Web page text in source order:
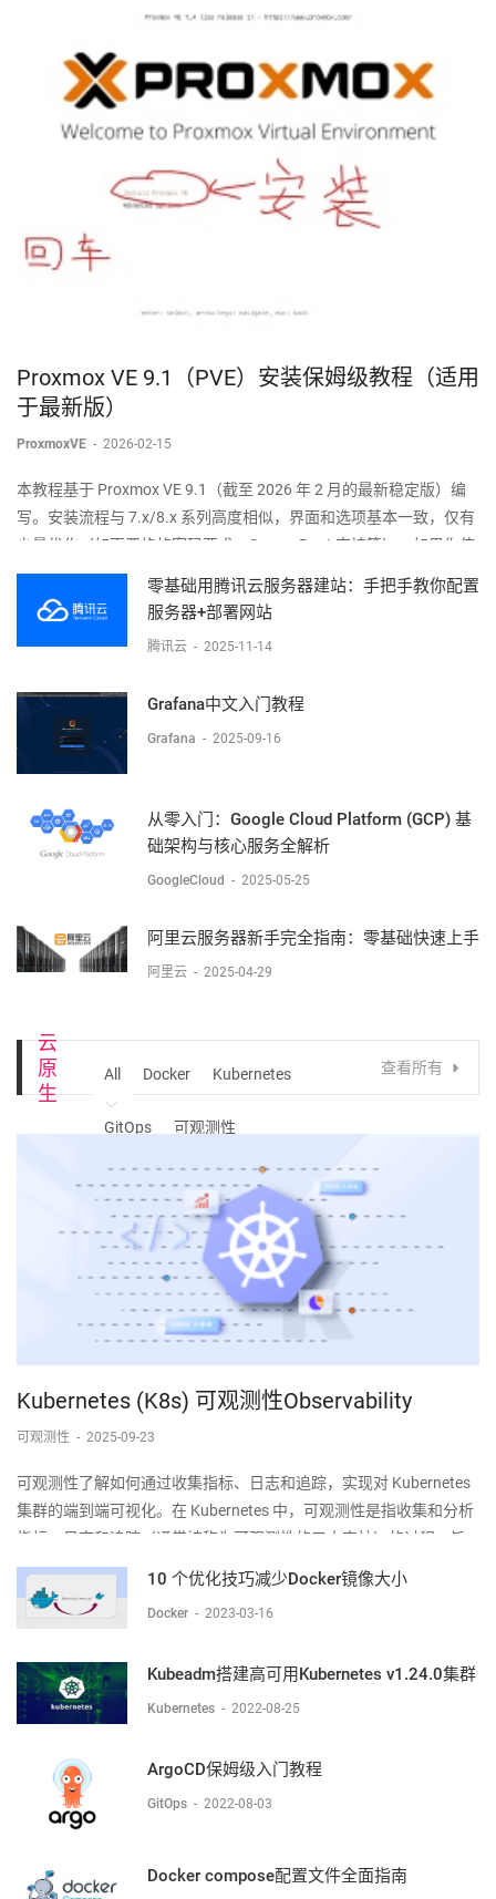
Proxmox VE 9.1（PVE）安装保姆级教程（适用
于最新版）
ProxmoxVE - 2026-02-15
本教程基于 Proxmox VE 9.1（截至 2026 年 2 月的最新稳定版）编
写。安装流程与 7.x/8.x 系列高度相似，界面和选项基本一致，仅有
少量优化（如更严格的密码要求、Secure Boot 支持等）。如果你使
用的是更早或更新版本，步骤也几乎完全适用。
零基础用腾讯云服务器建站：手把手教你配置
服务器+部署网站
腾讯云 - 2025-11-14
Grafana中文入门教程
Grafana - 2025-09-16
从零入门：Google Cloud Platform (GCP) 基
础架构与核心服务全解析
GoogleCloud - 2025-05-25
阿里云服务器新手完全指南：零基础快速上手​​
阿里云 - 2025-04-29
云
原
生
All Docker Kubernetes
GitOps 可观测性
查看所有
Kubernetes (K8s) 可观测性Observability
可观测性 - 2025-09-23
可观测性了解如何通过收集指标、日志和追踪，实现对 Kubernetes
集群的端到端可视化。在 Kubernetes 中，可观测性是指收集和分析
指标、日志和追踪（通常被称为可观测性的三大支柱）的过程，旨
在深入了解集群的内部状态、性能和健康状况。Kubernetes 控制平
面组件以及许多插件都会生成并
10 个优化技巧减少Docker镜像大小
Docker - 2023-03-16
Kubeadm搭建高可用Kubernetes v1.24.0集群
Kubernetes - 2022-08-25
ArgoCD保姆级入门教程
GitOps - 2022-08-03
Docker compose配置文件全面指南